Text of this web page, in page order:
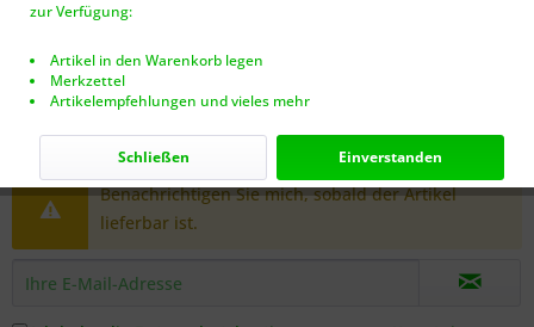
Dieser Artikel steht derzeit nicht zur Verfügung!
Benachrichtigen Sie mich, sobald der Artikel
lieferbar ist.
zur Verfügung:
Artikel in den Warenkorb legen
Merkzettel
Artikelempfehlungen und vieles mehr
Einverstanden
Schließen